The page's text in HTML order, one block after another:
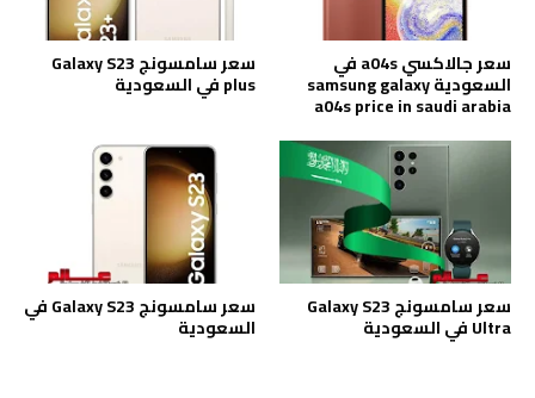
سعر جالاكسي a04s في
السعودية samsung galaxy
a04s price in saudi arabia
سعر سامسونج Galaxy S23
plus في السعودية
سعر سامسونج Galaxy S23
Ultra في السعودية
سعر سامسونج Galaxy S23 في
السعودية